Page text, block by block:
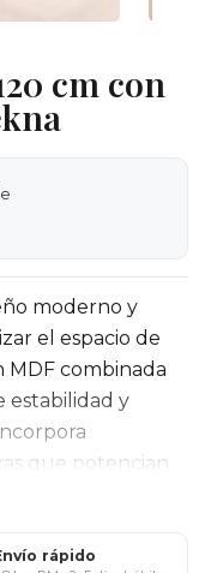
cm con
moderno y
el espacio de
MDF combinada
estabilidad y
que potencian
del setup.
rápido